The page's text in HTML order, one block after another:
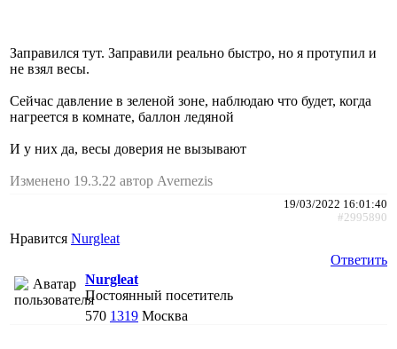
Заправился тут. Заправили реально быстро, но я протупил и
не взял весы.
Сейчас давление в зеленой зоне, наблюдаю что будет, когда
нагреется в комнате, баллон ледяной
И у них да, весы доверия не вызывают
Изменено 19.3.22 автор Avernezis
19/03/2022 16:01:40
#2995890
Нравится Nurgleat
Ответить
Nurgleat
Постоянный посетитель
570 1319 Москва